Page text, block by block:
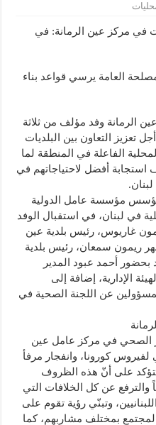
بين “عامل” و3 بلديات في مركز عين الرمانة: في
العامة يرسي قواعد بناء
الرمانة وفد مؤلف من ثلاثة
تعزيز التعاون بين البلديات
الفاعلة في المنطقة لما
استجابة أفضل لاحتياجاتهم في
مؤسسة عامل الدولية
في لبنان، في استقبال الوفد
غاريوس، رئيس بلدية عين
ريمون سمعان، رئيس بلدية
بحضور أحمد عبود المدير
الإدارية، إضافة إلى
عن اللجنة الصحية في
الصحي في مركز عامل عين
كورونا، وانفجار مرفأ
على أنّ هذه الظروف
والترفع عن كل الخلافات التي
وتبنّي رؤية تقوم على
المجتمع بمختلف مشاربهم، كما